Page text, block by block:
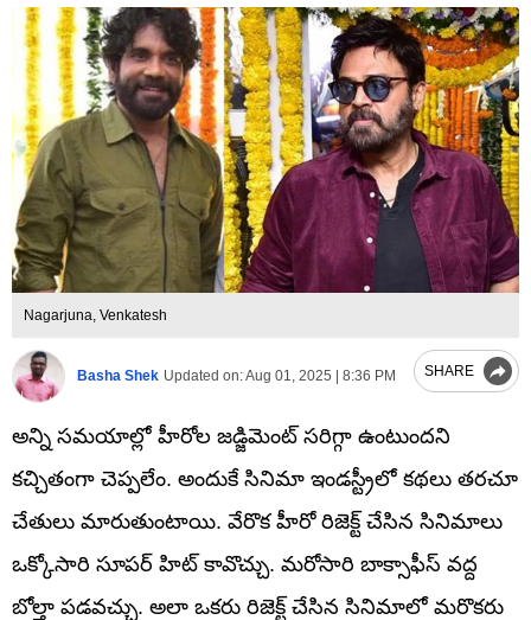
Nagarjuna, Venkatesh
Basha Shek Updated on:Aug 01, 2025 | 8:36 PM SHARE
అన్ని సమయాల్లో హీరోల జడ్జిమెంట్ సరిగ్గా ఉంటుందని
కచ్చితంగా చెప్పలేం. అందుకే సినిమా ఇండస్ట్రీలో కథలు తరచూ
చేతులు మారుతుంటాయి. వేరొక హీరో రిజెక్ట్ చేసిన సినిమాలు
ఒక్కోసారి సూపర్ హిట్ కావొచ్చు. మరోసారి బాక్సాఫీస్ వద్ద
బోల్తా పడవచ్చు. అలా ఒకరు రిజెక్ట్ చేసిన సినిమాలో మరొకరు